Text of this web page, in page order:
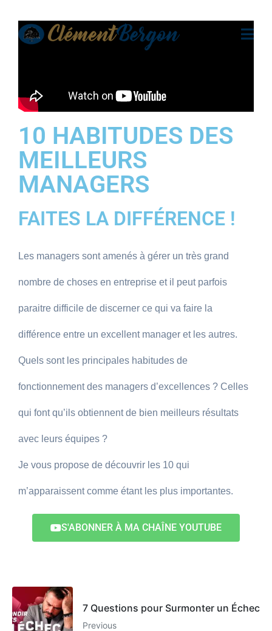
10 HABITUDES DES
MEILLEURS
MANAGERS
FAITES LA DIFFÉRENCE !
Les managers sont amenés à gérer un très grand
nombre de choses en entreprise et il peut parfois
paraitre difficile de discerner ce qui va faire la
différence entre un excellent manager et les autres.
Quels sont les principales habitudes de
fonctionnement des managers d’excellences ? Celles
qui font qu’ils obtiennent de bien meilleurs résultats
avec leurs équipes ?
Je vous propose de découvrir les 10 qui
m’apparaissent comme étant les plus importantes.
S'ABONNER À MA CHAÎNE YOUTUBE
7 Questions pour Surmonter un Échec
Previous